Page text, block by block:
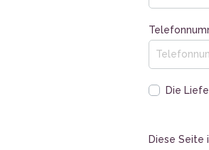
Die
Diese Seite